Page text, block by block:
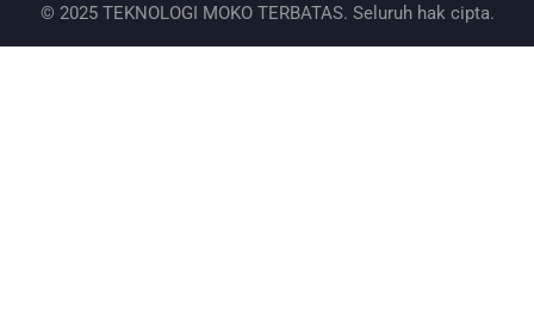
© 2025 TEKNOLOGI MOKO TERBATAS. Seluruh hak cipta.